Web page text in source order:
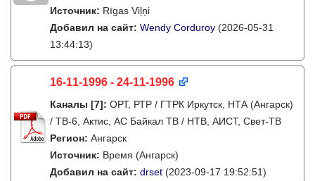
Источник: Rīgas Viļņi
Добавил на сайт: Wendy Corduroy (2026-05-31
13:44:13)
16-11-1996 - 24-11-1996
Каналы [7]: ОРТ, РТР / ГТРК Иркутск, НТА (Ангарск)
/ ТВ-6, Актис, АС Байкал ТВ / НТВ, АИСТ, Свет-ТВ
Регион: Ангарск
Источник: Время (Ангарск)
Добавил на сайт: drset (2023-09-17 19:52:51)